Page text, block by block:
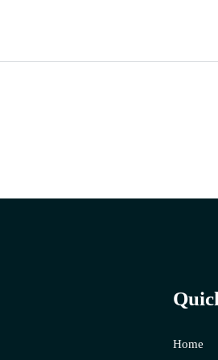
Home